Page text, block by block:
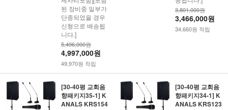
된 장비중 일부가
단종되었을 경우
신형으로 배송됩
니다.]
5,496,000원
4,997,000원
49,970원 적립
3,801,000원
3,466,000원
34,660원 적립
[30-40평 교회음
향패키지35-1] K
ANALS KRS154
[30-40평 교회음
향패키지34-1] K
ANALS KRS123